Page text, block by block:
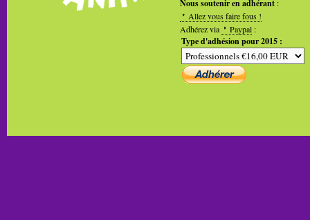
Nous soutenir en adhérant :
Allez vous faire fous !
Adhérez via
Paypal :
Type d'adhésion pour 2015 :